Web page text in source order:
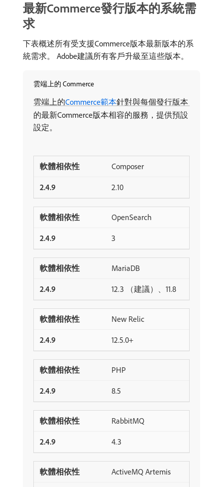
最新Commerce發行版本的系統需
求
下表概述所有受支援Commerce版本最新版本的系
統需求。 Adobe建議所有客戶升級至這些版本。
雲端上的 Commerce
雲端上的Commerce範本針對與每個發行版本
的最新Commerce版本相容的服務，提供預設
設定。
Composer
2.10
OpenSearch
3
MariaDB
12.3 （建議）、11.8
New Relic
12.5.0+
PHP
8.5
RabbitMQ
4.3
ActiveMQ Artemis